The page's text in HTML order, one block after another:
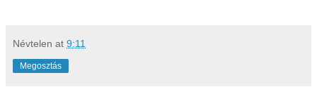
Névtelen at 9:11
Megosztás